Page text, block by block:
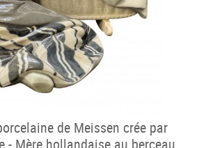
de Meissen crée par